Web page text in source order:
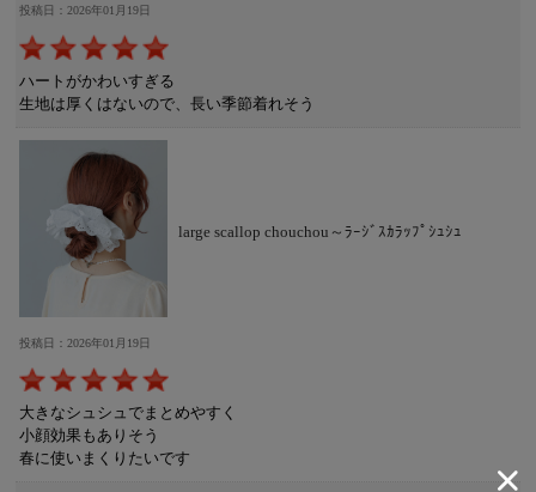
投稿日：2026年01月19日
ハートがかわいすぎる
生地は厚くはないので、長い季節着れそう
large scallop chouchou～ﾗｰｼﾞｽｶﾗｯﾌﾟｼｭｼｭ
投稿日：2026年01月19日
大きなシュシュでまとめやすく
小顔効果もありそう
春に使いまくりたいです